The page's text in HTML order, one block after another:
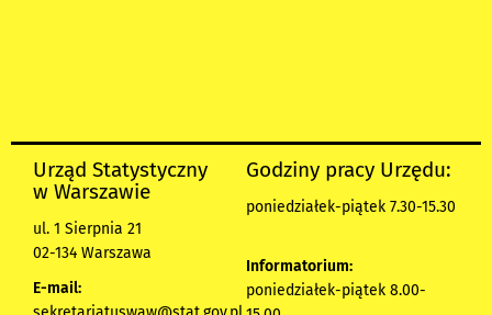
Urząd Statystyczny
w Warszawie
ul. 1 Sierpnia 21
02-134 Warszawa
E-mail:
Godziny pracy Urzędu:
poniedziałek-piątek 7.30-15.30
Informatorium:
poniedziałek-piątek 8.00-